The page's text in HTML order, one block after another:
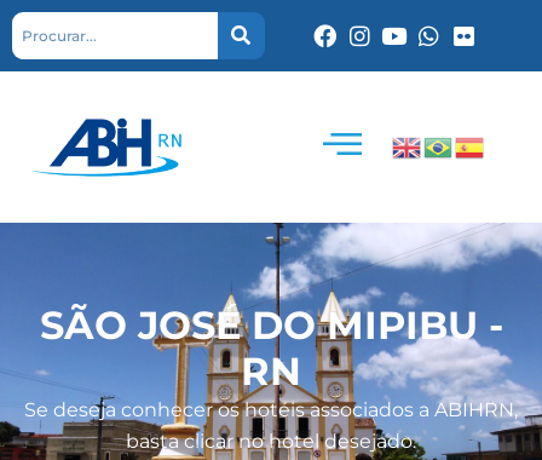
SÃO JOSÉ DO MIPIBU -
RN
Se deseja conhecer os hotéis associados a ABIHRN,
basta clicar no hotel desejado.